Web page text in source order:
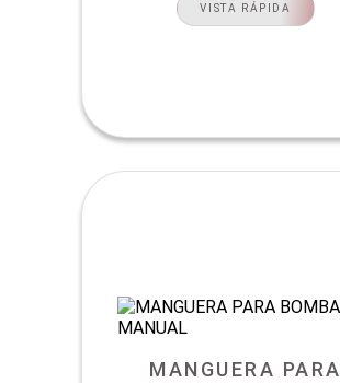
VISTA RÁPIDA
MANGUERA PARA